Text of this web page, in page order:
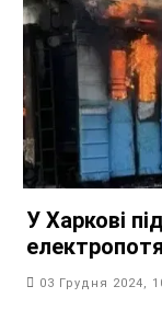
У Харкові
03 Грудня 2024,